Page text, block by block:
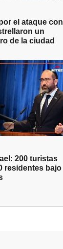
el ataque con
un
de la ciudad
200 turistas
residentes bajo